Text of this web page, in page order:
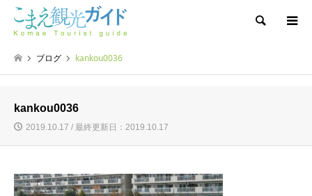
検索
ブログ kankou0036
kankou0036
2019.10.17 / 最終更新日：2019.10.17